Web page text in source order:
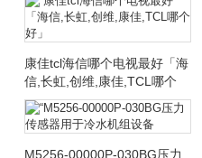
康佳tcl海信哪个电视最好「海
信,长虹,创维,康佳,TCL哪个
好」
M5256-00000P-030BG压力